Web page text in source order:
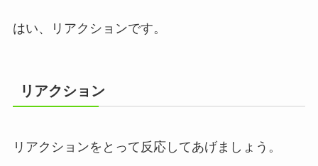
はい、リアクションです。
リアクション
リアクションをとって反応してあげましょう。